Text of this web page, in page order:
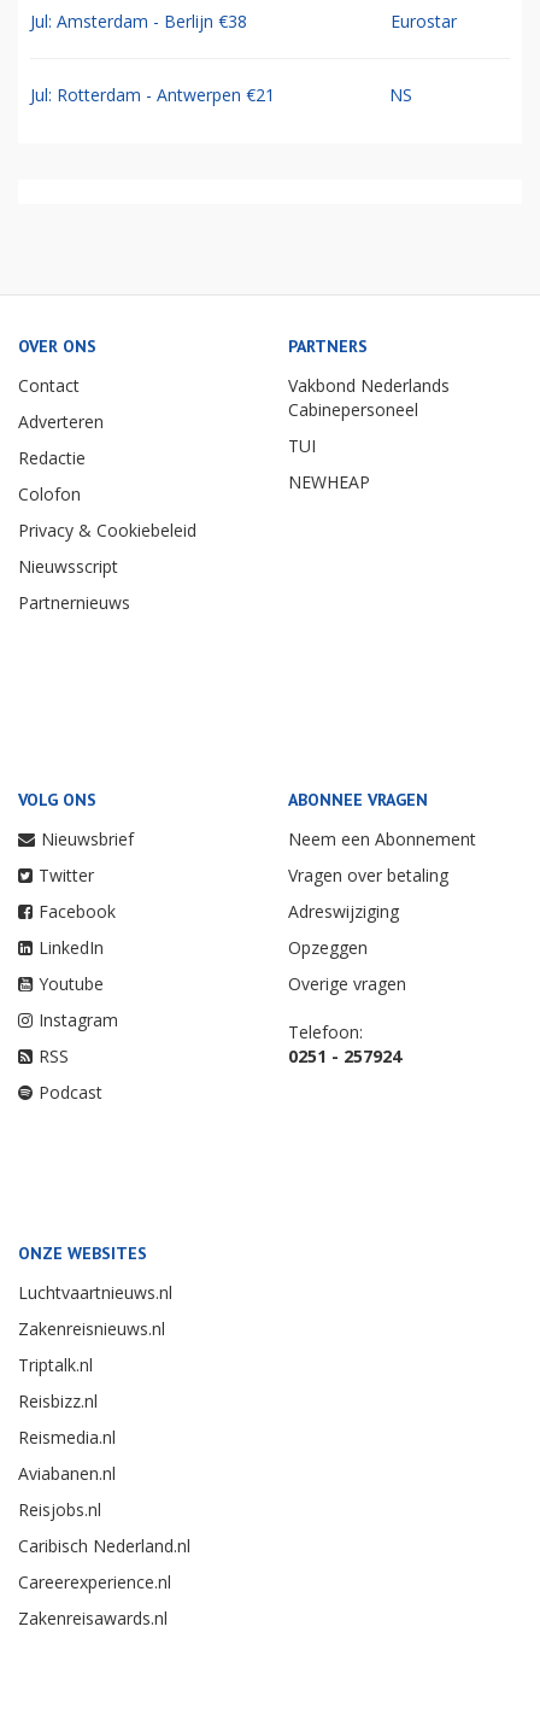
Jul: Amsterdam - Berlijn €38 Eurostar
Jul: Rotterdam - Antwerpen €21 NS
OVER ONS
Contact
Adverteren
Redactie
Colofon
Privacy & Cookiebeleid
Nieuwsscript
Partnernieuws
PARTNERS
Vakbond Nederlands
Cabinepersoneel
TUI
NEWHEAP
VOLG ONS
Nieuwsbrief
Twitter
Facebook
LinkedIn
Youtube
Instagram
RSS
Podcast
ABONNEE VRAGEN
Neem een Abonnement
Vragen over betaling
Adreswijziging
Opzeggen
Overige vragen
Telefoon:
0251 - 257924
ONZE WEBSITES
Luchtvaartnieuws.nl
Zakenreisnieuws.nl
Triptalk.nl
Reisbizz.nl
Reismedia.nl
Aviabanen.nl
Reisjobs.nl
Caribisch Nederland.nl
Careerexperience.nl
Zakenreisawards.nl